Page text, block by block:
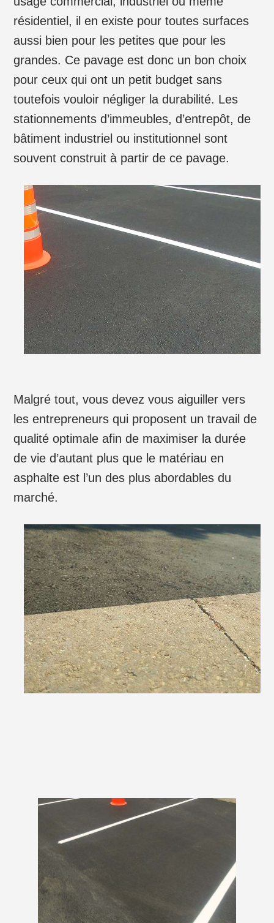
résidentiel, il en existe pour toutes surfaces
aussi bien pour les petites que pour les
grandes. Ce pavage est donc un bon choix
pour ceux qui ont un petit budget sans
toutefois vouloir négliger la durabilité. Les
stationnements d’immeubles, d’entrepôt, de
bâtiment industriel ou institutionnel sont
souvent construit à partir de ce pavage.
Malgré tout, vous devez vous aiguiller vers
les entrepreneurs qui proposent un travail de
qualité optimale afin de maximiser la durée
de vie d’autant plus que le matériau en
asphalte est l’un des plus abordables du
marché.